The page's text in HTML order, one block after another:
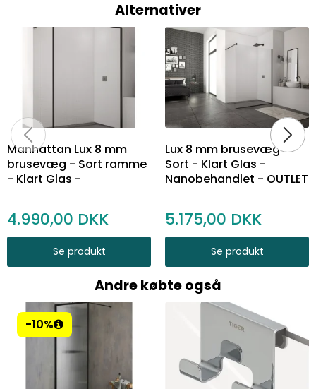
Alternativer
Manhattan Lux 8 mm
brusevæg - Sort ramme
- Klart Glas -
4.990,00
Se produkt
Lux 8 mm brusevæg -
Sort - Klart Glas -
Nanobehandlet - OUTLET
5.175,00
Se produkt
Andre købte også
-10%